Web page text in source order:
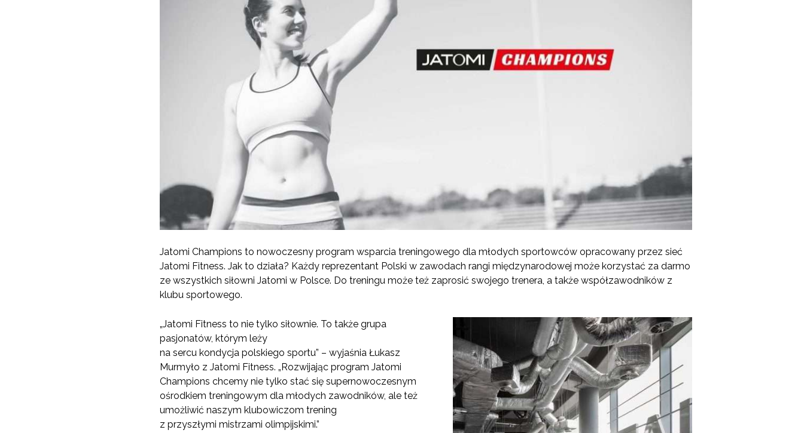
Jatomi Champions to nowoczesny program wsparcia treningowego dla młodych sportowców opracowany przez sieć
Jatomi Fitness. Jak to działa? Każdy reprezentant Polski w zawodach rangi międzynarodowej może korzystać za darmo
ze wszystkich siłowni Jatomi w Polsce. Do treningu może też zaprosić swojego trenera, a także współzawodników z
klubu sportowego.
„Jatomi Fitness to nie tylko siłownie. To także grupa
pasjonatów, którym leży
na sercu kondycja polskiego sportu” – wyjaśnia Łukasz
Murmyło z Jatomi Fitness. „Rozwijając program Jatomi
Champions chcemy nie tylko stać się supernowoczesnym
ośrodkiem treningowym dla młodych zawodników, ale też
umożliwić naszym klubowiczom trening
z przyszłymi mistrzami olimpijskimi.”